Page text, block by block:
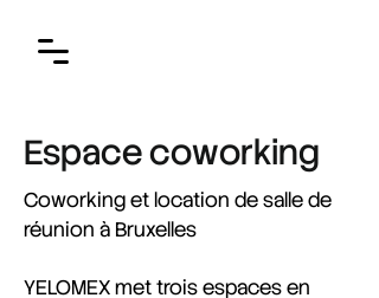
Espace coworking
Coworking et location de salle de
réunion à Bruxelles
YELOMEX met trois espaces en